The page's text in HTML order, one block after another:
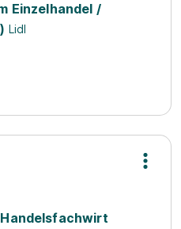
Einzelhandel /
Lidl